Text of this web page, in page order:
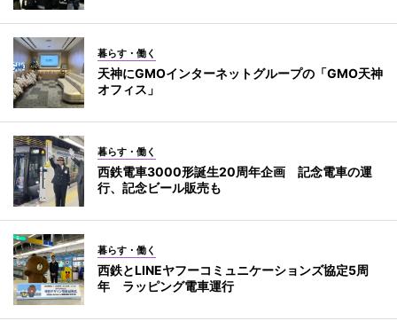
暮らす・働く
天神にGMOインターネットグループの「GMO天神
オフィス」
暮らす・働く
西鉄電車3000形誕生20周年企画 記念電車の運
行、記念ビール販売も
暮らす・働く
西鉄とLINEヤフーコミュニケーションズ協定5周
年 ラッピング電車運行